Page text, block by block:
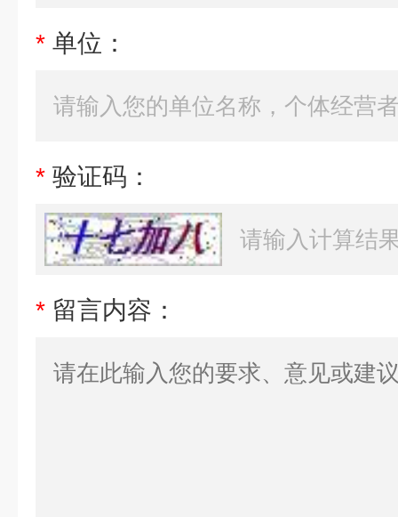
* 单位：
* 验证码：
* 留言内容：